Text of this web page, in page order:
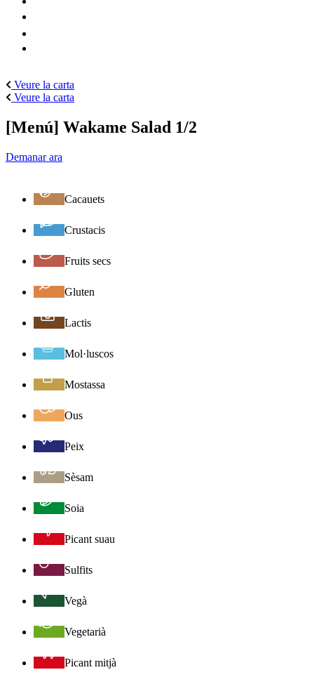
Veure la carta
Veure la carta
[Menú] Wakame Salad 1/2
Demanar ara
Cacauets
Crustacis
Fruits secs
Gluten
Lactis
Mol·luscos
Mostassa
Ous
Peix
Sèsam
Soia
Picant suau
Sulfits
Vegà
Vegetarià
Picant mitjà